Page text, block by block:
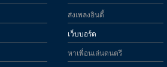
ส่งเพลงอินดี้
เว็บบอร์ด
หาเพื่อนเล่นดนตรี